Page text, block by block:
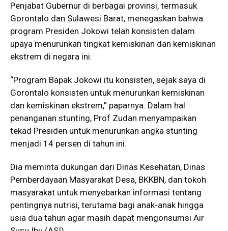
Penjabat Gubernur di berbagai provinsi, termasuk
Gorontalo dan Sulawesi Barat, menegaskan bahwa
program Presiden Jokowi telah konsisten dalam
upaya menurunkan tingkat kemiskinan dan kemiskinan
ekstrem di negara ini.
“Program Bapak Jokowi itu konsisten, sejak saya di
Gorontalo konsisten untuk menurunkan kemiskinan
dan kemiskinan ekstrem,” paparnya. Dalam hal
penanganan stunting, Prof Zudan menyampaikan
tekad Presiden untuk menurunkan angka stunting
menjadi 14 persen di tahun ini.
Dia meminta dukungan dari Dinas Kesehatan, Dinas
Pemberdayaan Masyarakat Desa, BKKBN, dan tokoh
masyarakat untuk menyebarkan informasi tentang
pentingnya nutrisi, terutama bagi anak-anak hingga
usia dua tahun agar masih dapat mengonsumsi Air